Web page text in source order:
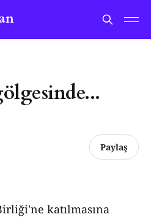
Paylaş
katılmasına